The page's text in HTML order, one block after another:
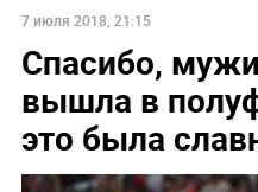
7 июля 2018, 21:15
Спасибо,
вышла в
это была